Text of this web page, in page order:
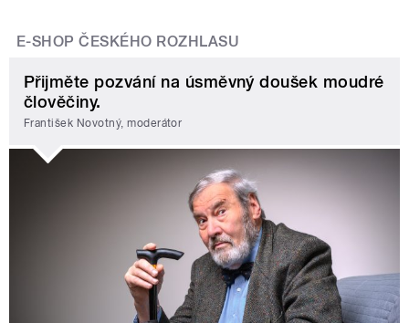
E-SHOP ČESKÉHO ROZHLASU
Přijměte pozvání na úsměvný doušek moudré
člověčiny.
František Novotný, moderátor